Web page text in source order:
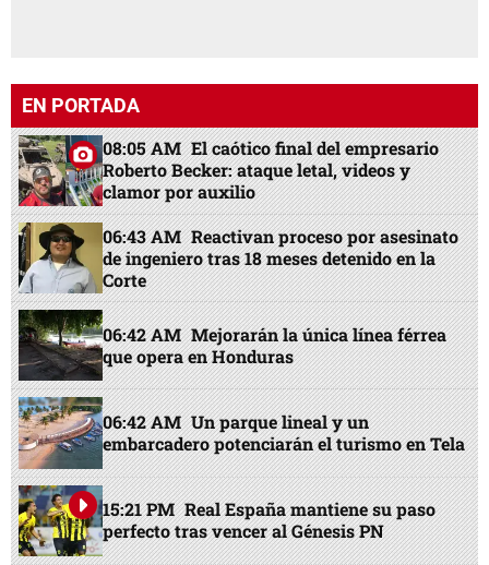
EN PORTADA
08:05 AM El caótico final del empresario
Roberto Becker: ataque letal, videos y
clamor por auxilio
06:43 AM Reactivan proceso por asesinato
de ingeniero tras 18 meses detenido en la
Corte
06:42 AM Mejorarán la única línea férrea
que opera en Honduras
06:42 AM Un parque lineal y un
embarcadero potenciarán el turismo en Tela
15:21 PM Real España mantiene su paso
perfecto tras vencer al Génesis PN